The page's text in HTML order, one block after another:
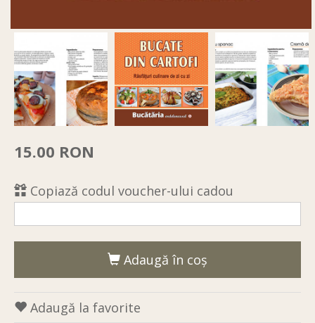
15.00 RON
Copiază codul voucher-ului cadou
Adaugă în coş
Adaugă la favorite